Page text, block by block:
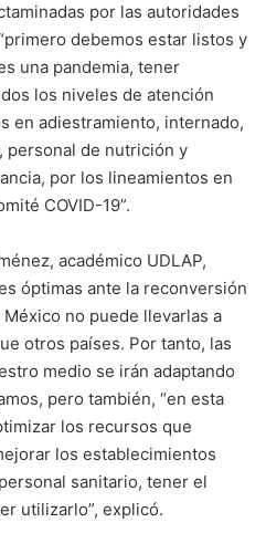
por las autoridades
debemos estar listos y
una pandemia, tener
los niveles de atención
en adiestramiento, internado,
personal de nutrición y
por los lineamientos en
COVID-19”.
académico UDLAP,
óptimas ante la reconversión
no puede llevarlas a
otros países. Por tanto, las
medio se irán adaptando
pero también, “en esta
los recursos que
los establecimientos
sanitario, tener el
utilizarlo”, explicó.